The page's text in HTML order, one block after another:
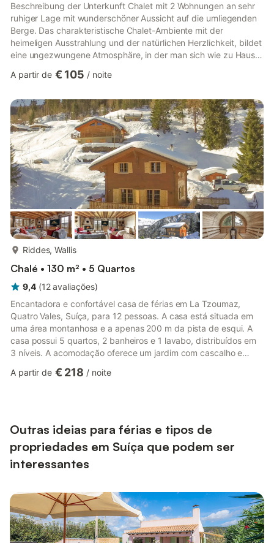
Beschreibung der Unterkunft Chalet mit 2 Wohnungen an sehr
ruhiger Lage mit wunderschöner Aussicht auf die umliegenden
Berge. Das charakteristische Chalet-Ambiente mit der
heimeligen Ausstrahlung und der natürlichen Herzlichkeit, bildet
eine ungezwungene Atmosphäre, in der man sich wie zu Hause
Trockentücher sind vorhanden. Badwäsche steht nicht zur
der Wohnung 3-Zimmerwohnung im Parterre. 2 Schlafzimmer
mit je 2 Einzelbetten. Wohn-Esszimmer mit Bettsofa, Kinderbett
vorhanden. Bad...
A partir de € 105 / noite
Riddes, Wallis
Chalé • 130 m² • 5 Quartos
9,4 (12 avaliações)
Encantadora e confortável casa de férias em La Tzoumaz,
Quatro Vales, Suíça, para 12 pessoas. A casa está situada em
uma área montanhosa e a apenas 200 m da pista de esqui. A
casa possui 5 quartos, 2 banheiros e 1 lavabo, distribuídos em
3 níveis. A acomodação oferece um jardim com cascalho e
atividades esportivas e locais para sair torna esta uma
A partir de € 218 / noite
Outras ideias para férias e tipos de
propriedades em Suíça que podem ser
interessantes